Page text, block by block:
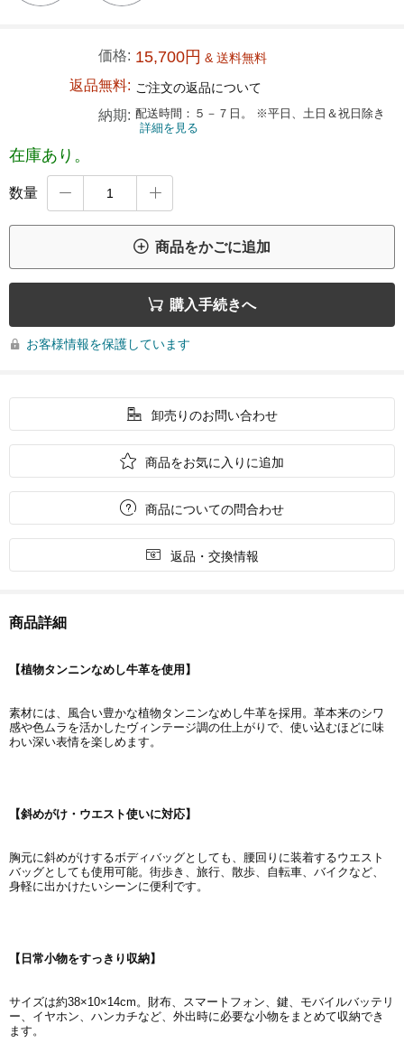
価格: 15,700円 & 送料無料
返品無料: ご注文の返品について
納期: 配送時間：５－７日。 ※平日、土日＆祝日除き
詳細を見る
在庫あり。
数量  
 商品をかごに追加
 購入手続きへ
 お客様情報を保護しています
 卸売りのお問い合わせ
 商品をお気に入りに追加
 商品についての問合わせ
 返品・交換情報
商品詳細
【植物タンニンなめし牛革を使用】
素材には、風合い豊かな植物タンニンなめし牛革を採用。革本来のシワ
感や色ムラを活かしたヴィンテージ調の仕上がりで、使い込むほどに味
わい深い表情を楽しめます。
【斜めがけ・ウエスト使いに対応】
胸元に斜めがけするボディバッグとしても、腰回りに装着するウエスト
バッグとしても使用可能。街歩き、旅行、散歩、自転車、バイクなど、
身軽に出かけたいシーンに便利です。
【日常小物をすっきり収納】
サイズは約38×10×14cm。財布、スマートフォン、鍵、モバイルバッテリ
ー、イヤホン、ハンカチなど、外出時に必要な小物をまとめて収納でき
ます。